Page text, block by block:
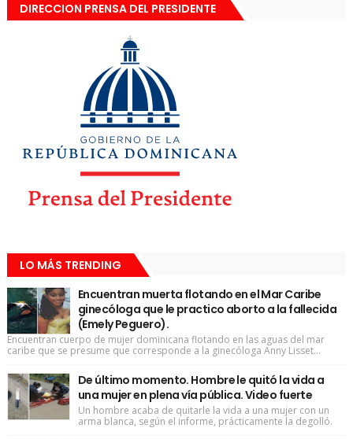
DIRECCION PRENSA DEL PRESIDENTE
LO MÁS TRENDING
Encuentran muerta flotando en el Mar Caribe
ginecóloga que le practico aborto a la fallecida
(Emely Peguero).
Encuentran cuerpo de mujer dominicana flotando en las aguas del mar
caribe que se presume que corresponde a la ginecóloga Anny Lisset...
De último momento. Hombre le quitó la vida a
una mujer en plena vía pública. Video fuerte
Un hombre acaba de quitarle la vida a una mujer con un
arma blanca, según el informe, prácticamente la degolló.